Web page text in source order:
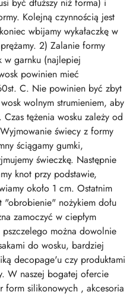
Kolejną czynnością jest
wbijamy wykałaczkę w
2) Zalanie formy
w garnku (najlepiej
powinien mieć
C. Nie powinien być zbyt
wolnym strumieniem, aby
Czas tężenia wosku zależy od
świecy z formy
ściągamy gumki,
świeczkę. Następnie
knot przy podstawie,
około 1 cm. Ostatnim
"obrobienie" nożykiem dołu
zamoczyć w ciepłym
można dowolnie
do wosku, bardziej
decopage'u czy produktami
W naszej bogatej ofercie
form silikonowych , akcesoria